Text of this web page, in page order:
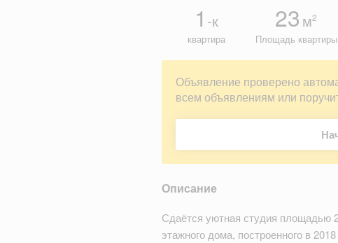
1 -к
квартира
23 м2
Площадь квартиры
Объявление проверено
всем объявлениям или
Описание
Сдаётся уютная студия площадью
этажного дома, построенного в 2018